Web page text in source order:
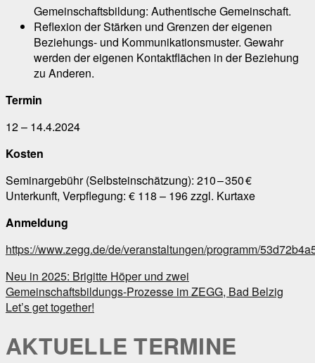
Gemeinschaftsbildung: Authentische Gemeinschaft.
Reflexion der Stärken und Grenzen der eigenen
Beziehungs- und Kommunikationsmuster. Gewahr
werden der eigenen Kontaktflächen in der Beziehung
zu Anderen.
Termin
12 – 14.4.2024
Kosten
Seminargebühr (Selbsteinschätzung): 210 – 350 €
Unterkunft, Verpflegung: € 118 – 196 zzgl. Kurtaxe
Anmeldung
https://www.zegg.de/de/veranstaltungen/programm/
Navigation
innerhalb
eines
Neu in 2025: Brigitte Höper und zwei
Gemeinschaftsbildungs-Prozesse im ZEGG, Bad Belzig
Let’s get together!
AKTUELLE TERMINE